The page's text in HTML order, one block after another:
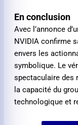
En conclusion
Avec l’annonce
NVIDIA confirme
envers les
symbolique. Le
spectaculaire des
la capacité du
technologique et